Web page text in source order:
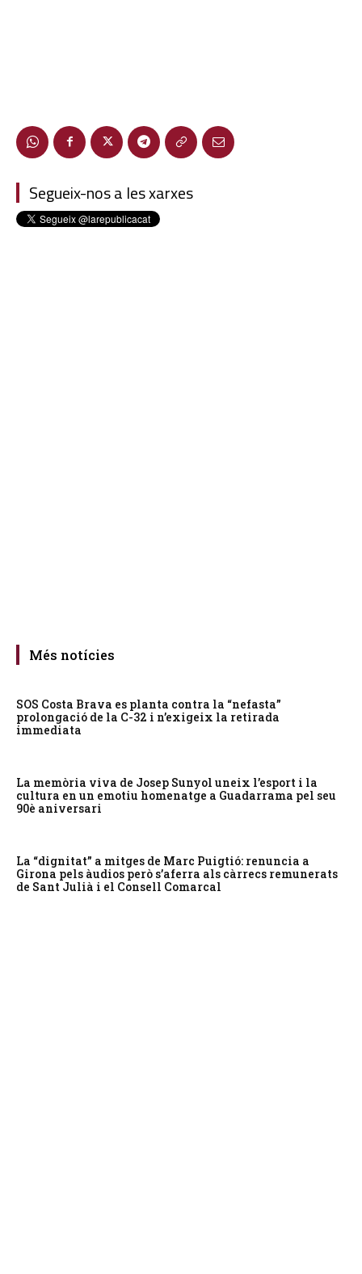
Segueix-nos a les xarxes
Més notícies
SOS Costa Brava es planta contra la “nefasta”
prolongació de la C-32 i n’exigeix la retirada
immediata
La memòria viva de Josep Sunyol uneix l’esport i la
cultura en un emotiu homenatge a Guadarrama pel seu
90è aniversari
La “dignitat” a mitges de Marc Puigtió: renuncia a
Girona pels àudios però s’aferra als càrrecs remunerats
de Sant Julià i el Consell Comarcal